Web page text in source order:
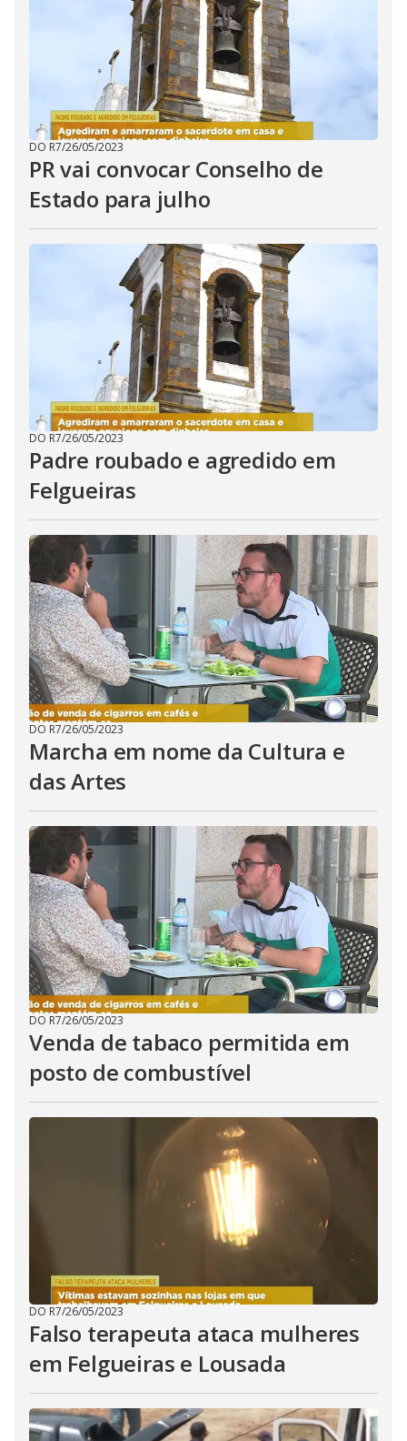
DO R7/26/05/2023
PR vai convocar Conselho de
Estado para julho
DO R7/26/05/2023
Padre roubado e agredido em
Felgueiras
DO R7/26/05/2023
Marcha em nome da Cultura e
das Artes
DO R7/26/05/2023
Venda de tabaco permitida em
posto de combustível
DO R7/26/05/2023
Falso terapeuta ataca mulheres
em Felgueiras e Lousada